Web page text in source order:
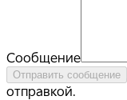
Сообщение
Отправить сообщение
отправкой.